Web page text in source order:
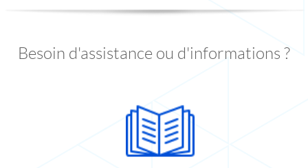
Besoin d'assistance ou d'informations ?